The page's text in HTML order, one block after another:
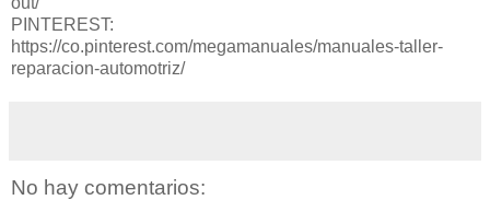
PINTEREST:
https://co.pinterest.com/megamanuales/manuales-taller-
reparacion-automotriz/
No hay comentarios: